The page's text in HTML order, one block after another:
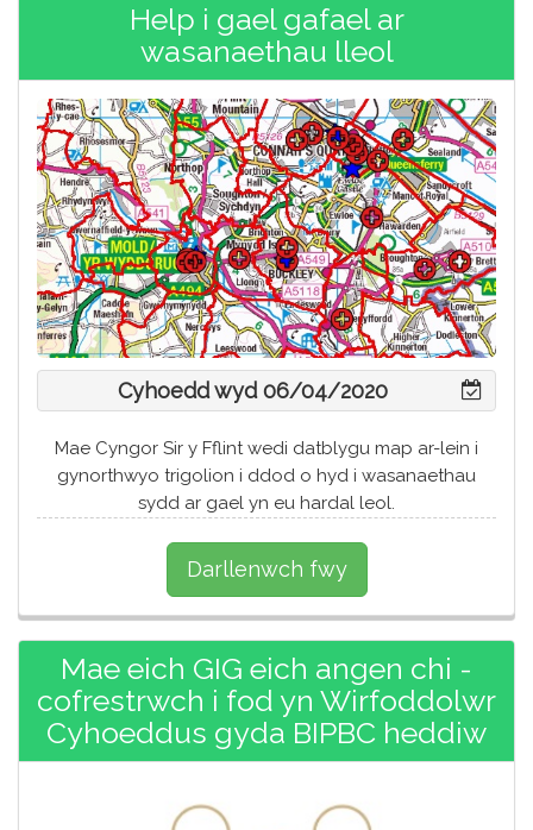
Help i gael gafael ar
wasanaethau lleol
Cyhoedd wyd 06/04/2020
Mae Cyngor Sir y Fflint wedi datblygu map ar-lein i
gynorthwyo trigolion i ddod o hyd i wasanaethau
sydd ar gael yn eu hardal leol.
Darllenwch fwy
Mae eich GIG eich angen chi -
cofrestrwch i fod yn Wirfoddolwr
Cyhoeddus gyda BIPBC heddiw